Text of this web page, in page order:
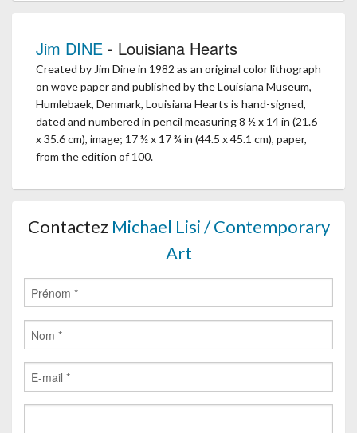
Jim DINE - Louisiana Hearts
Created by Jim Dine in 1982 as an original color lithograph
on wove paper and published by the Louisiana Museum,
Humlebaek, Denmark, Louisiana Hearts is hand-signed,
dated and numbered in pencil measuring 8 ½ x 14 in (21.6
x 35.6 cm), image; 17 ½ x 17 ¾ in (44.5 x 45.1 cm), paper,
from the edition of 100.
Contactez Michael Lisi / Contemporary
Art